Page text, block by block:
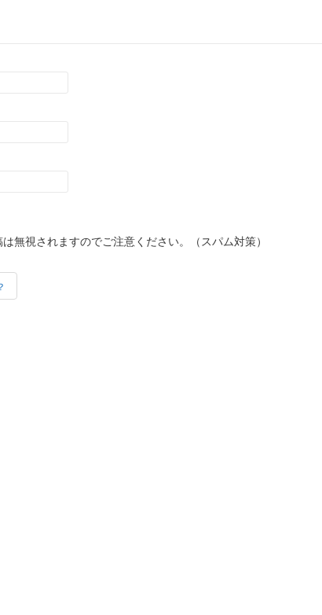
無視されますのでご注意ください。（スパム対策）